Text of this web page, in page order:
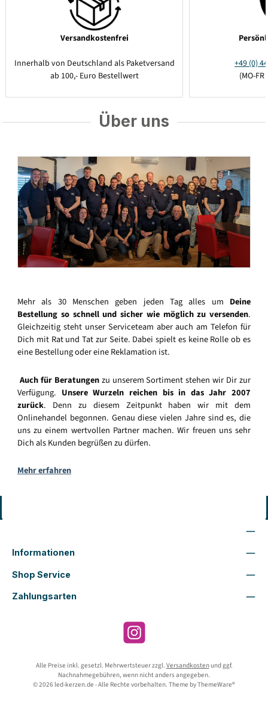
Versandkostenfrei
Innerhalb von Deutschland als Paketversand
ab 100,- Euro Bestellwert
+49 (0)
(MO-
Über uns
Mehr als 30 Menschen geben jeden Tag alles um Deine
Bestellung so schnell und sicher wie möglich zu versenden.
Gleichzeitig steht unser Serviceteam aber auch am Telefon für
Dich mit Rat und Tat zur Seite. Dabei spielt es keine Rolle ob es
eine Bestellung oder eine Reklamation ist.
Auch für Beratungenzu unserem Sortiment stehen wir Dir zur
Verfügung. Unsere Wurzeln reichen bis in das Jahr 2007
zurück. Denn zu diesem Zeitpunkt haben wir mit dem
Onlinehandel begonnen. Genau diese vielen Jahre sind es, die
uns zu einem wertvollen Partner machen. Wir freuen uns sehr
Dich als Kunden begrüßen zu dürfen.
Mehr erfahren
Informationen
Shop Service
Zahlungsarten
Instagram
Alle Preise inkl. gesetzl. Mehrwertsteuer zzgl. Versandkostenund ggf.
Nachnahmegebühren, wenn nicht anders angegeben.
© 2026 led-kerzen.de - Alle Rechte vorbehalten. Theme byThemeWare®